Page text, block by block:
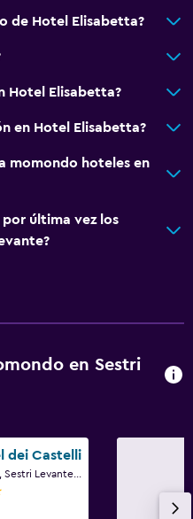
de Hotel Elisabetta?
Hotel Elisabetta?
en Hotel Elisabetta?
momondo hoteles en
última vez los
en Sestri
dei Castelli